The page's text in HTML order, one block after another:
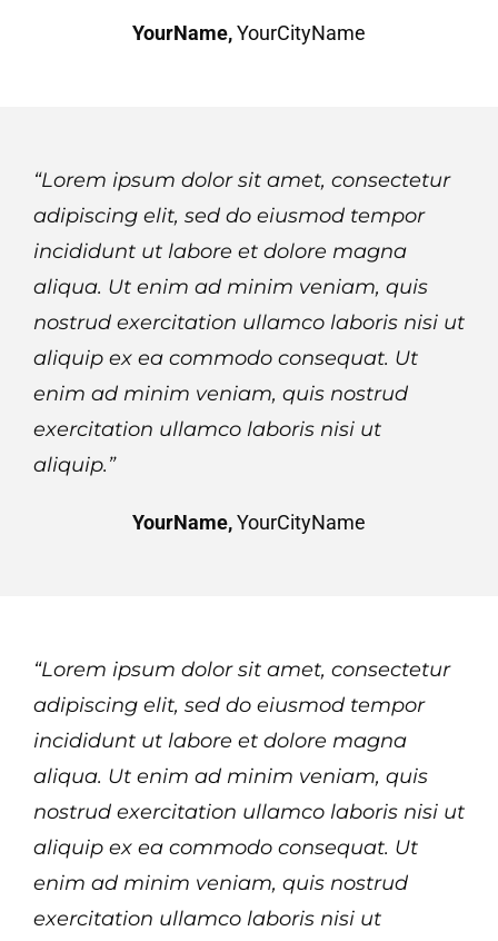
YourName,YourCityName
“Lorem ipsum dolor sit amet, consectetur
adipiscing elit, sed do eiusmod tempor
incididunt ut labore et dolore magna
aliqua. Ut enim ad minim veniam, quis
nostrud exercitation ullamco laboris nisi ut
aliquip ex ea commodo consequat. Ut
enim ad minim veniam, quis nostrud
exercitation ullamco laboris nisi ut
aliquip.”
YourName,YourCityName
“Lorem ipsum dolor sit amet, consectetur
adipiscing elit, sed do eiusmod tempor
incididunt ut labore et dolore magna
aliqua. Ut enim ad minim veniam, quis
nostrud exercitation ullamco laboris nisi ut
aliquip ex ea commodo consequat. Ut
enim ad minim veniam, quis nostrud
exercitation ullamco laboris nisi ut